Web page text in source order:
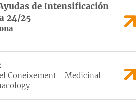
de Intensificación
24/25
Coneixement - Medicinal